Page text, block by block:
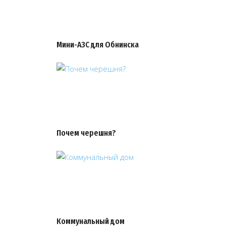
Мини-АЗС для Обнинска
Почем черешня?
Коммунальный дом